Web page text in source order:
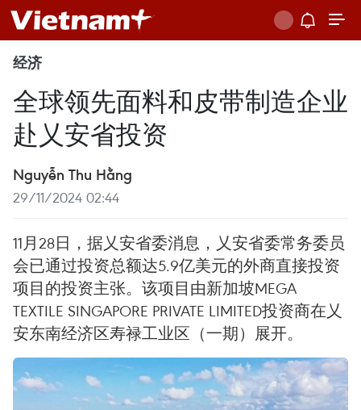
经济
全球领先面料和皮带制造企业
赴乂安省投资
Nguyễn Thu Hằng
29/11/2024 02:44
11月28日，据乂安省委消息，乂安省委常务委员
会已通过投资总额达5.9亿美元的外商直接投资
项目的投资主张。该项目由新加坡MEGA
TEXTILE SINGAPORE PRIVATE LIMITED投资商在乂
安东南经济区寿禄工业区（一期）展开。